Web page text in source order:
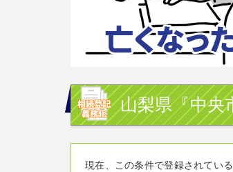
山梨県『中央
現在、この条件で登録されてい